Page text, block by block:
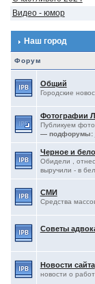
Видео - юмор
Наш город
Форум
Общий
Городские
Фотографии
Публикуем
— подфорумы:
Черное и
Обидели ,
выручили - в
СМИ
Средства
Советы
Новости сайта
новости о